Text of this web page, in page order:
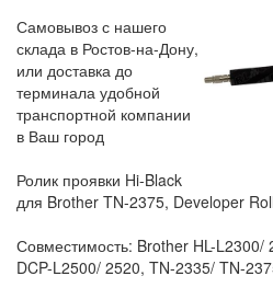
Самовывоз с нашего
склада в Ростов-на-Дону,
или доставка до
терминала удобной
транспортной компании
в Ваш город
Ролик проявки Hi-Black
для Brother TN-2375, Developer
Совместимость: Brother HL-
DCP-L2500/ 2520, TN-2335/ TN-